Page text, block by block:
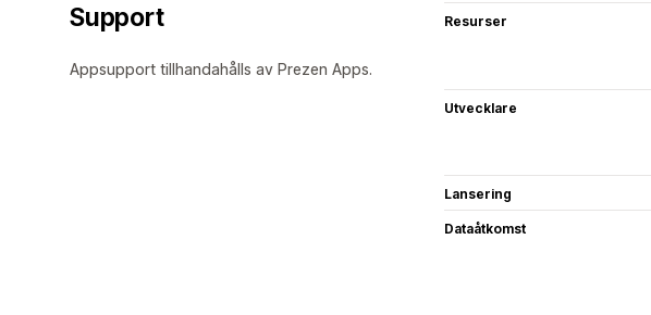
Support
Appsupport tillhandahålls av Prezen Apps.
Resurser
Utvecklare
Lansering
Dataåtkomst